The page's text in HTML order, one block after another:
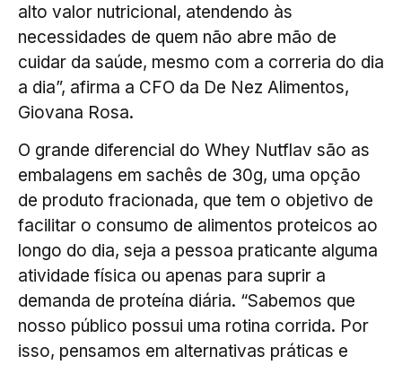
alto valor nutricional, atendendo às
necessidades de quem não abre mão de
cuidar da saúde, mesmo com a correria do dia
a dia”, afirma a CFO da De Nez Alimentos,
Giovana Rosa.
O grande diferencial do Whey Nutflav são as
embalagens em sachês de 30g, uma opção
de produto fracionada, que tem o objetivo de
facilitar o consumo de alimentos proteicos ao
longo do dia, seja a pessoa praticante alguma
atividade física ou apenas para suprir a
demanda de proteína diária. “Sabemos que
nosso público possui uma rotina corrida. Por
isso, pensamos em alternativas práticas e